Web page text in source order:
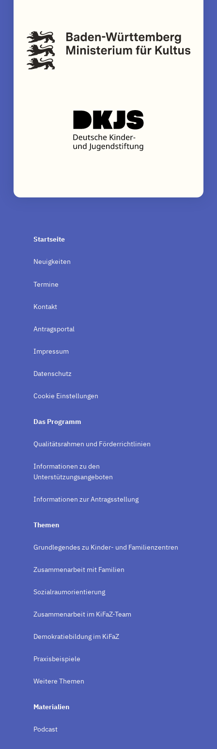
Startseite
Neuigkeiten
Termine
Kontakt
Antragsportal
Impressum
Datenschutz
Cookie Einstellungen
Das Programm
Qualitätsrahmen und Förderrichtlinien
Informationen zu den
Unterstützungsangeboten
Informationen zur Antragsstellung
Themen
Grundlegendes zu Kinder- und Familienzentren
Zusammenarbeit mit Familien
Sozialraumorientierung
Zusammenarbeit im KiFaZ-Team
Demokratiebildung im KiFaZ
Praxisbeispiele
Weitere Themen
Materialien
Podcast